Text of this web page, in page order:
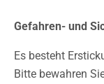
Gefahren- und
Es besteht
Bitte bewahren